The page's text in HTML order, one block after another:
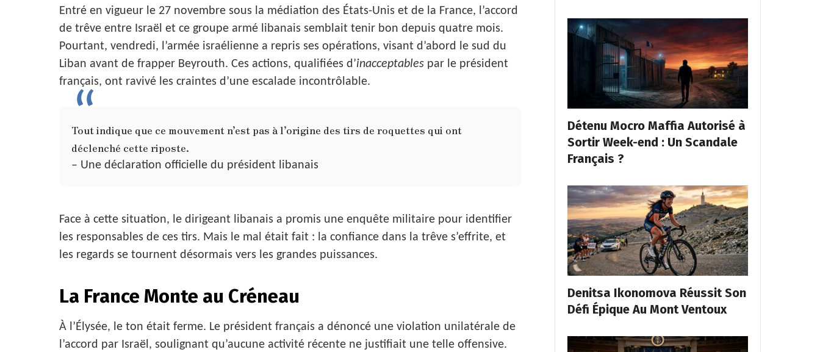
Entré en vigueur le 27 novembre sous la médiation des États-Unis et de la France, l’accord
de trêve entre Israël et ce groupe armé libanais semblait tenir bon depuis quatre mois.
Pourtant, vendredi, l’armée israélienne a repris ses opérations, visant d’abord le sud du
Liban avant de frapper Beyrouth. Ces actions, qualifiées d’inacceptables par le président
français, ont ravivé les craintes d’une escalade incontrôlable.
Tout indique que ce mouvement n’est pas à l’origine des tirs de roquettes qui ont
déclenché cette riposte.
– Une déclaration officielle du président libanais
Face à cette situation, le dirigeant libanais a promis une enquête militaire pour identifier
les responsables de ces tirs. Mais le mal était fait : la confiance dans la trêve s’effrite, et
les regards se tournent désormais vers les grandes puissances.
La France Monte au Créneau
À l’Élysée, le ton était ferme. Le président français a dénoncé une violation unilatérale de
l’accord par Israël, soulignant qu’aucune activité récente ne justifiait une telle offensive.
Détenu Mocro Maffia Autorisé à
Sortir Week-end : Un Scandale
Français ?
Denitsa Ikonomova Réussit Son
Défi Épique Au Mont Ventoux